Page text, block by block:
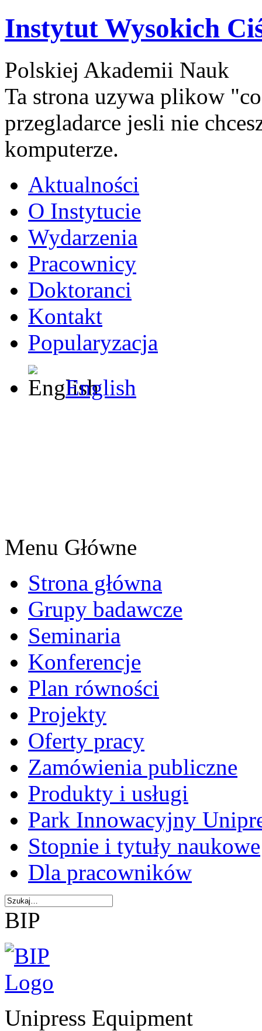
Instytut Wysokich
Polskiej Akademii Nauk
Ta strona uzywa plikow
przegladarce jesli nie
komputerze.
Aktualności
O Instytucie
Wydarzenia
Pracownicy
Doktoranci
Kontakt
Popularyzacja
English
Menu Główne
Strona główna
Grupy badawcze
Seminaria
Konferencje
Plan równości
Projekty
Oferty pracy
Zamówienia publiczne
Produkty i usługi
Park Innowacyjny
Stopnie i tytuły naukowe
Dla pracowników
BIP
Unipress Equipment